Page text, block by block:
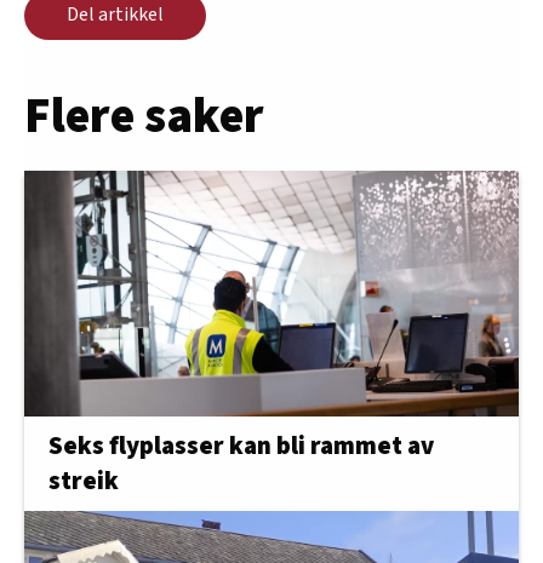
Del artikkel
Flere saker
Seks flyplasser kan bli rammet av
streik